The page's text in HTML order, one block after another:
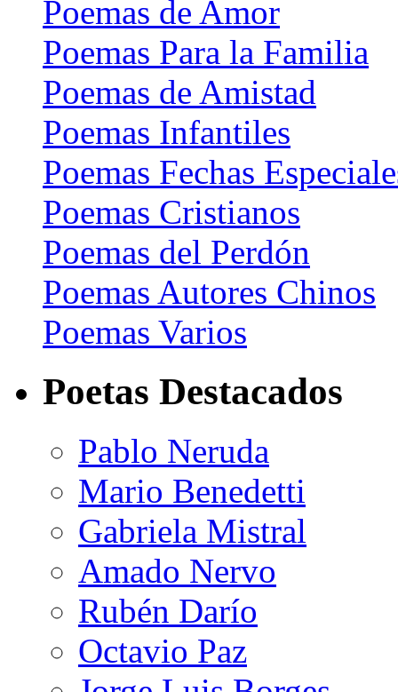
Poemas de Amor
Poemas Para la Familia
Poemas de Amistad
Poemas Infantiles
Poemas Fechas
Poemas Cristianos
Poemas del Perdón
Poemas Autores Chinos
Poemas Varios
Poetas Destacados
Pablo Neruda
Mario Benedetti
Gabriela Mistral
Amado Nervo
Rubén Darío
Octavio Paz